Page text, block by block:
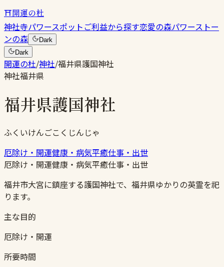
⛩開運の杜
神社寺パワースポットご利益から探す恋愛の森パワーストー
ンの森
Dark
Dark
開運の杜/神社/福井県護国神社
神社福井県
福井県護国神社
ふくいけんごこくじんじゃ
厄除け・開運健康・病気平癒仕事・出世
厄除け・開運健康・病気平癒仕事・出世
福井市大宮に鎮座する護国神社で、福井県ゆかりの英霊を祀
ります。
主な目的
厄除け・開運
所要時間